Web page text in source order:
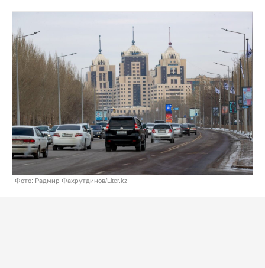
Фото: Радмир Фахрутдинов/Liter.kz